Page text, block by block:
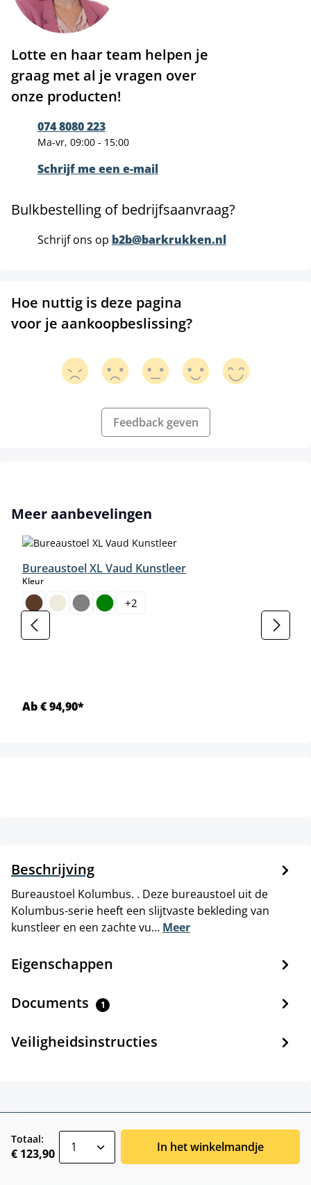
Lotte en haar team helpen je
graag met al je vragen over
onze producten!
074 8080 223
Ma-vr, 09:00 - 15:00
Schrijf me een e-mail
Bulkbestelling of bedrijfsaanvraag?
Schrijf ons op b2b@barkrukken.nl
Hoe nuttig is deze pagina
voor je aankoopbeslissing?
Feedback geven
Productgalerij overslaan
Meer aanbevelingen
Bureaustoel XL Vaud Kunstleer
Kleurselect
+2
Ab € 94,90*
Beschrijving
Bureaustoel Kolumbus. . Deze bureaustoel uit de
Kolumbus-serie heeft een slijtvaste bekleding van
kunstleer en een zachte vu… Meer
Eigenschappen
Documents 1
Veiligheidsinstructies
Totaal:
€ 123,90 In het winkelmandje